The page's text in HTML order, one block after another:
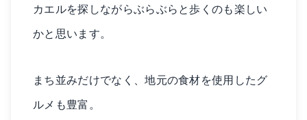
カエルを探しながらぶらぶらと歩くのも楽しい
かと思います。
まち並みだけでなく、地元の食材を使用したグ
ルメも豊富。